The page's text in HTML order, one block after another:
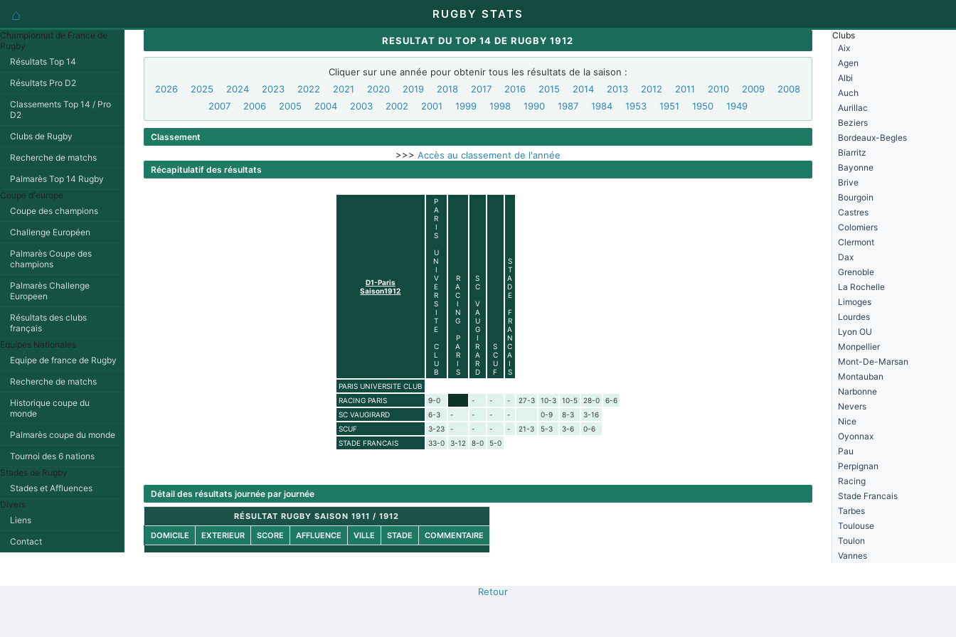
⌂ RUGBY STATS
Championnat de France de
Rugby
Résultats Top 14
Résultats Pro D2
Classements Top 14 / Pro
D2
Clubs de Rugby
Recherche de matchs
Palmarès Top 14 Rugby
Coupe d'europe
Coupe des champions
Challenge Européen
Palmarès Coupe des
champions
Palmarès Challenge
Europeen
Résultats des clubs
français
Equipes Nationales
Equipe de france de Rugby
Recherche de matchs
Historique coupe du
monde
Palmarès coupe du monde
Tournoi des 6 nations
Stades de Rugby
Stades et Affluences
Divers
Liens
Contact
RESULTAT DU TOP 14 DE RUGBY 1912
Cliquer sur une année pour obtenir tous les résultats de la saison :
2026
2025 2024 2023 2022 2021 2020 2019 2018 2017 2016 2015 2014 2013 2012 2011 2010 2009
2008
2007
2006 2005 2004 2003 2002 2001 1999 1998 1990 1987 1984 1953 1951 1950 1949
Classement
>>> Accès au classement de l'année
Récapitulatif des résultats
D1-Paris
Saison1912
P
A
R
I
S
U
N
I
V
E
R
S
I
T
E
C
L
U
B
R
A
C
I
N
G
P
A
R
I
S
S
C
V
A
U
G
I
R
A
R
D
S
C
U
F
S
T
A
D
E
F
R
A
N
C
A
I
S
PARIS UNIVERSITE CLUB
RACING PARIS
9-0 - - - 27-3 10-3 10-5 28-0
6-6
SC VAUGIRARD
6-3 - - - - 0-9 8-3
3-16
SCUF
3-23 - - - - 21-3 5-3 3-6
0-6
STADE FRANCAIS
33-0 3-12 8-0 5-0
Détail des résultats journée par journée
RÉSULTAT RUGBY SAISON 1911 / 1912
DOMICILE
EXTERIEUR SCORE AFFLUENCE VILLE STADE COMMENTAIRE
Retour
Clubs
Aix
Agen
Albi
Auch
Aurillac
Beziers
Bordeaux-Begles
Biarritz
Bayonne
Brive
Bourgoin
Castres
Colomiers
Clermont
Dax
Grenoble
La Rochelle
Limoges
Lourdes
Lyon OU
Monpellier
Mont-De-Marsan
Montauban
Narbonne
Nevers
Nice
Oyonnax
Pau
Perpignan
Racing
Stade Francais
Tarbes
Toulouse
Toulon
Vannes